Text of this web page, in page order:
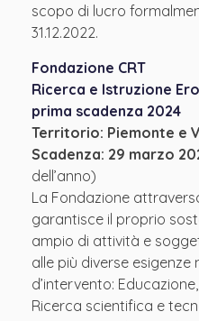
scopo di lucro
31.12.2022.
Fondazione CRT
Ricerca e Istruzione
prima scadenza 2024
Territorio: Piemonte e
Scadenza: 29 marzo
dell’anno)
La Fondazione
garantisce il proprio
ampio di attività e
alle più diverse esigenze
d’intervento:
Ricerca scientifica e